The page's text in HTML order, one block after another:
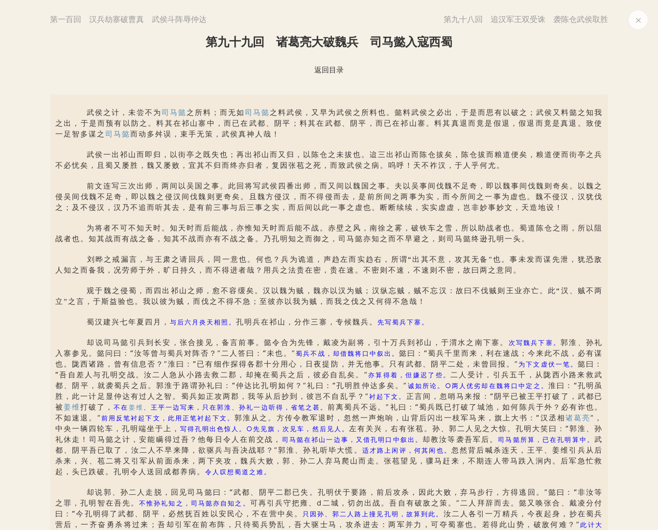
第一百回 汉兵劫寨破曹真 武侯斗阵辱仲达 第九十八回 追汉军王双受诛 袭陈仓武侯取胜
第九十九回 诸葛亮大破魏兵 司马懿入寇西蜀
返回目录
武侯之计，未尝不为司马懿 之所料；而无如司马懿 之料武侯，又早为武侯之所料也。懿料武侯之必出，于是而思有以破之；武侯又料懿之知我
之出，于是而预有以防之。料其在祁山寨中，而已在武都、阴平；料其在武都、阴平，而已在祁山寨。料其真退而竟是假退，假退而竟是真退。致使
一足智多谋之 司马懿而动多舛误，束手无策，武侯真神人哉！
武侯一出祁山而即归，以街亭之既失也；再出祁山而又归，以陈仓之未拔也。迨三出祁山而陈仓拔矣，陈仓拔而粮道便矣，粮道便而街亭之兵
不必忧矣，且蜀又屡胜，魏又屡败，宜其不归而终亦归者，复因张苞之死，而致武侯之病。呜呼！天不祚汉，于人乎何尤。
前文连写三次出师，两间以吴国之事。此回将写武侯四番出师，而又间以魏国之事。夫以吴事间伐魏不足奇，即以魏事间伐魏则奇矣。以魏之
侵吴间伐魏不足奇，即以魏之侵汉间伐魏则更奇矣。且魏方侵汉，而不得侵而去，是前所间之两事为实，而今所间之一事为虚也。魏不侵汉，汉犹伐
之；及不侵汉，汉乃不追而听其去，是有前三事与后三事之实，而后间以此一事之虚也。断断续续，实实虚虚，岂非妙事妙文，天造地设！
为将者不可不知天时。知天时而后能战，亦惟知天时而后能不战。赤壁之风，南徐之雾，破铁车之雪，所以助战者也。蜀道陈仓之雨，所以阻
战者也。知其战而有战之备，知其不战而亦有不战之备。乃孔明知之而御之，司马懿亦知之而不早避之，则司马懿终逊孔明一头。
刘晔之戒漏言，与王肃之请回兵，同一意也。何也？兵为诡道，声趋左而实趋右，所谓“ 出其不意，攻其无备”也。事未发而谋先泄，犹恐敌
人知之而备我，况劳师于外，旷日持久，而不得进者哉？用兵之法贵在密，贵在速。不密则不速，不速则不密，故曰两之意同。
观于魏之侵蜀，而四出祁山之师，愈不容缓矣。汉以魏为贼，魏亦以汉为贼；汉纵忘贼，贼不忘汉：故曰不伐贼则王业亦亡。此“ 汉、贼不两
立”之言，于斯益验也。我以彼为贼，而伐之不得不急；至彼亦以我为贼，而我之伐之又何得不急哉！
蜀汉建兴七年夏四月， 与后六月炎天相照。 孔明兵在祁山，分作三寨，专候魏兵。 先写蜀兵下寨。
却说司马懿引兵到长安，张合接见，备言前事。懿令合为先锋，戴凌为副将，引十万兵到祁山，于渭水之南下寨。 次写魏兵下寨。郭淮、孙礼
入寨参见。懿问曰：“汝等曾与蜀兵对阵否？”二人答曰：“未也。”蜀兵不战，却借魏将口中叙出。 懿曰： “蜀兵千里而来，利在速战；今来此不战，必有谋
也。陇西诸路，曾有信息否？”淮曰：“已有细作探得各郡十分用心，日夜提防，并无他事。只有武都、阴平二处，未曾回报。” 为下文虚伏一笔。 懿曰：
“吾自差人与孔明交战。汝二人急从小路去救二郡，却掩在蜀兵之后，彼必自乱矣。”亦算得着，但嫌迟了些。 二人受计，引兵五千，从陇西小路来救武
都、阴平，就袭蜀兵之后。郭淮于路谓孙礼曰： “仲达比孔明如何？”礼曰： “孔明胜仲达多矣。” 诚如所论。 ○两人优劣却在魏将口中定之。 淮曰： “孔明虽
胜，此一计足显仲达有过人之智。蜀兵如正攻两郡，我等从后抄到，彼岂不自乱乎？”衬起下文。 正言间，忽哨马来报： “阴平已被王平打破了，武都已
被姜维打破了，不在姜维 、王平一边写来，只在郭淮、孙礼一边听得，省笔之甚。前离蜀兵不远。”礼曰： “蜀兵既已打破了城池，如何陈兵于外？必有诈也。
不如速退。”前用反笔衬起下文，此用正笔衬起下文。 郭淮从之。方传令教军退时，忽然一声炮响，山背后闪出一枝军马来，旗上大书：“汉丞相诸葛亮”，
中央一辆四轮车，孔明端坐于上，写得孔明出色惊人。 ○先见旗，次见车，然后见人。 左有关兴，右有张苞。孙、郭二人见之大惊。孔明大笑曰： “郭淮、孙
礼休走！司马懿之计，安能瞒得过吾？他每日令人在前交战， 司马懿在祁山一边事，又借孔明口中叙出。却教汝等袭吾军后。司马懿所算，已在孔明算中。武
都、阴平吾已取了，汝二人不早来降，欲驱兵与吾决战耶？”郭淮、孙礼听毕大慌。
适才路上闲评，何其闲也。 忽然背后喊杀连天，王平、姜维引兵从后
杀来，兴、苞二将又引军从前面杀来，两下夹攻，魏兵大败，郭、孙二人弃马爬山而走。张苞望见，骤马赶来，不期连人带马跌入涧内。后军急忙救
起，头已跌破。孔明令人送回成都养病。 令人叹想蜀道之难。
却说郭、孙二人走脱，回见司马懿曰： “武都、阴平二郡已失。孔明伏于要路，前后攻杀，因此大败，弃马步行，方得逃回。”懿曰： “非汝等
之罪，孔明智在吾先。不惟孙礼知之，司马懿亦自知之。 可再引兵守把雍、d二城，切勿出战。吾自有破敌之策。”二人拜辞而去。懿又唤张合、戴凌分付
曰：“今孔明得了武都、阴平，必然抚百姓以安民心，不在营中矣。 只因孙、郭二人路上撞见孔明，故算到此。 汝二人各引一万精兵，今夜起身，抄在蜀兵
营后，一齐奋勇杀将过来；吾却引军在前布阵，只待蜀兵势乱，吾大驱士马，攻杀进去：两军并力，可夺蜀寨也。若得此山势，破敌何难？” 此计大